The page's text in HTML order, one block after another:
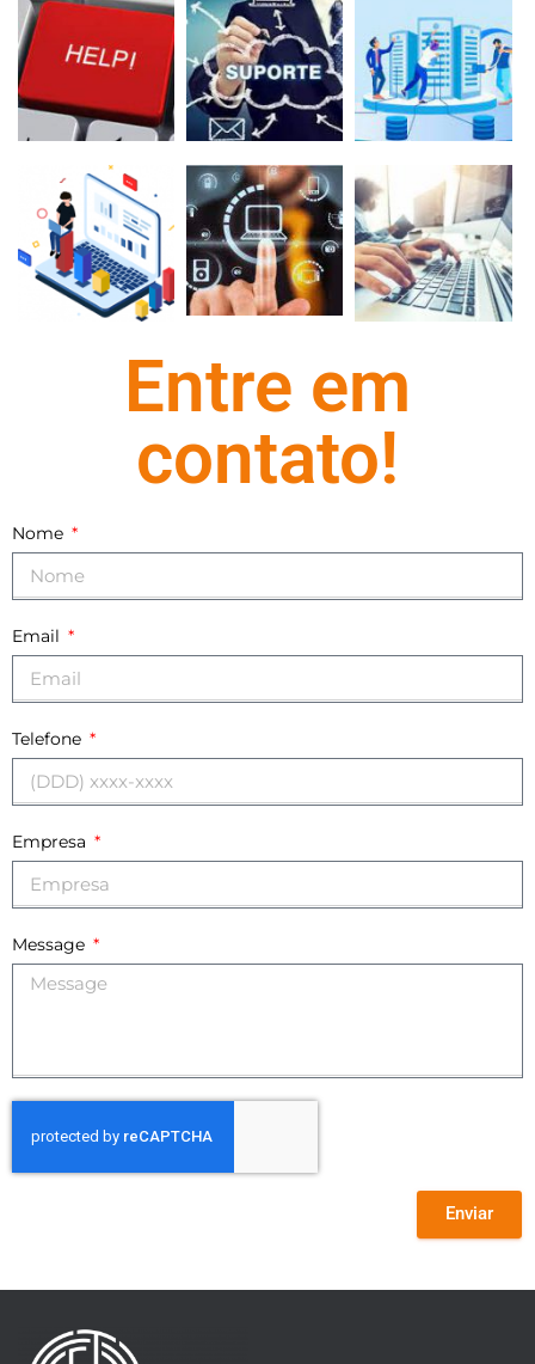
Entre em
contato!
Nome
Email
Telefone
Empresa
Message
Enviar